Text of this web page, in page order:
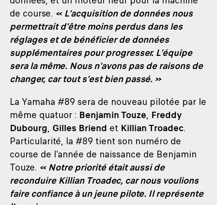
de course. « L’acquisition de données nous
permettrait d’être moins perdus dans les
réglages et de bénéficier de données
supplémentaires pour progresser. L’équipe
sera la même. Nous n’avons pas de raisons de
changer, car tout s’est bien passé. »
La Yamaha #89 sera de nouveau pilotée par le
même quatuor : Benjamin Touze, Freddy
Dubourg, Gilles Briend et Killian Troadec.
Particularité, la #89 tient son numéro de
course de l’année de naissance de Benjamin
Touze. « Notre priorité était aussi de
reconduire Killian Troadec, car nous voulions
faire confiance à un jeune pilote. Il représente